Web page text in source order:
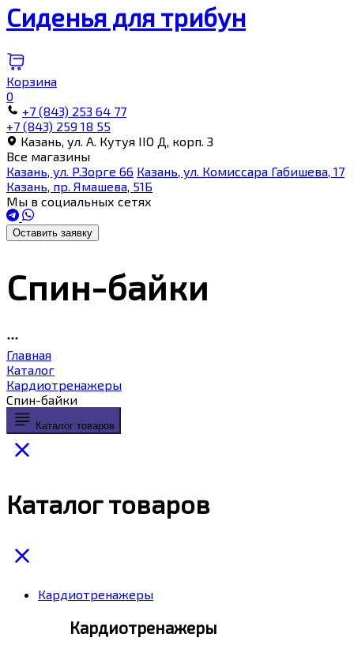
Сиденья для трибун
Корзина
0
+7 (843) 253 64 77
+7 (843) 259 18 55
Казань, ул. А. Кутуя IIO Д, корп. З
Все магазины
Казань, ул. Р.Зорге 66 Казань, ул. Комиссара Габишева, 17
Казань, пр. Ямашева, 51Б
Мы в социальных сетях
Оставить заявку
Спин-байки
Главная
Каталог
Кардиотренажеры
Спин-байки
Каталог товаров
Каталог товаров
Кардиотренажеры
Кардиотренажеры